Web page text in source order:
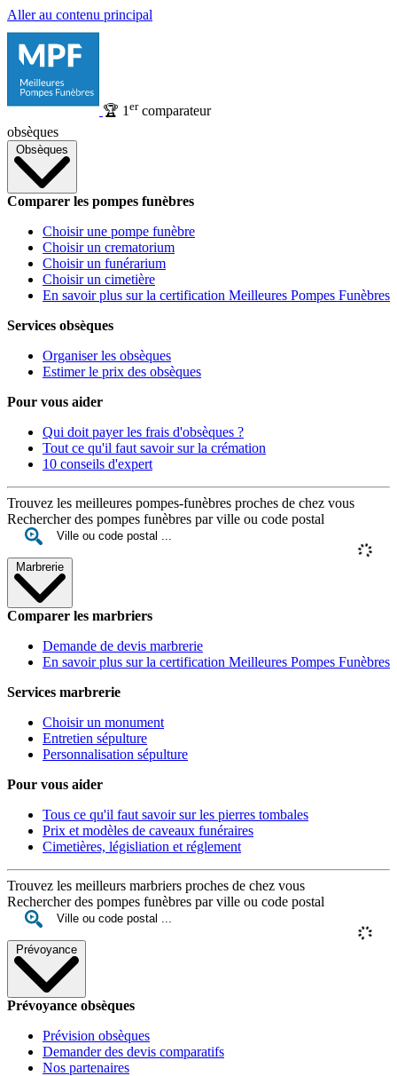
Aller au contenu principal
🏆 1 ercomparateur
obsèques
Obsèques
Comparer les pompes funèbres
Choisir une pompe funèbre
Choisir un crematorium
Choisir un funérarium
Choisir un cimetière
En savoir plus sur la certification Meilleures Pompes Funèbres
Services obsèques
Organiser les obsèques
Estimer le prix des obsèques
Pour vous aider
Qui doit payer les frais d'obsèques ?
Tout ce qu'il faut savoir sur la crémation
10 conseils d'expert
Trouvez les meilleures pompes-funèbres proches de chez vous
Rechercher des pompes funèbres par ville ou code postal
Marbrerie
Comparer les marbriers
Demande de devis marbrerie
En savoir plus sur la certification Meilleures Pompes Funèbres
Services marbrerie
Choisir un monument
Entretien sépulture
Personnalisation sépulture
Pour vous aider
Tous ce qu'il faut savoir sur les pierres tombales
Prix et modèles de caveaux funéraires
Cimetières, législiation et réglement
Trouvez les meilleurs marbriers proches de chez vous
Rechercher des pompes funèbres par ville ou code postal
Prévoyance
Prévoyance obsèques
Prévision obsèques
Demander des devis comparatifs
Nos partenaires